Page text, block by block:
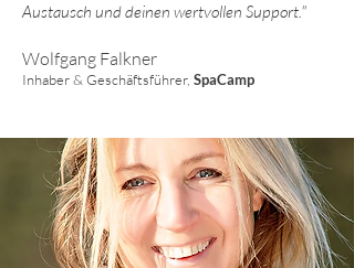
Austausch und deinen wertvollen Support."
Wolfgang Falkner
Inhaber & Geschäftsführer, SpaCamp